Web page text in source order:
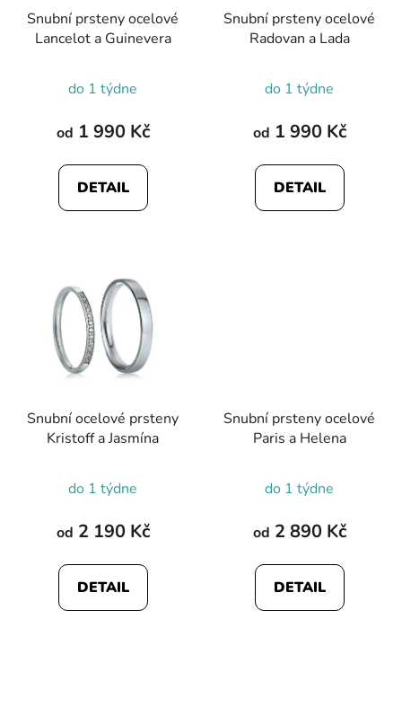
Snubní prsteny ocelové
Lancelot a Guinevera
do 1 týdne
od 1 990 Kč
DETAIL
Snubní prsteny ocelové
Radovan a Lada
hodnocení
produktu
5,0
z
do 1 týdne
od 1 990 Kč
DETAIL
Snubní ocelové prsteny
Kristoff a Jasmína
do 1 týdne
od 2 190 Kč
DETAIL
Snubní prsteny ocelové
Paris a Helena
do 1 týdne
od 2 890 Kč
DETAIL